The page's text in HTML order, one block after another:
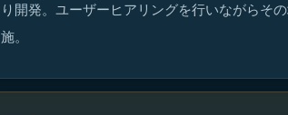
り開発。ユーザーヒアリングを行いながらそ
施。